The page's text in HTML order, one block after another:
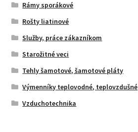
Rámy sporákové
Rošty liatinové
Služby, práce zákazníkom
Starožitné veci
Tehly šamotové, šamotové pláty
Výmenníky teplovodné, teplovzdušné
Vzduchotechnika